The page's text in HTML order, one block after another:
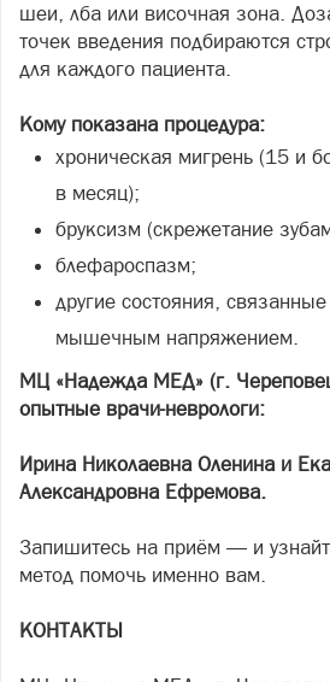
шеи, лба или височная зона.
точек введения подбираются
для каждого пациента.
Кому показана процедура:
хроническая мигрень (15 и
в месяц);
бруксизм (скрежетание
блефароспазм;
другие состояния,
мышечным напряжением.
МЦ «Надежда МЕД» (г.
опытные врачи-неврологи:
Ирина Николаевна Оленина и
Александровна Ефремова.
Запишитесь на приём — и
метод помочь именно вам.
КОНТАКТЫ